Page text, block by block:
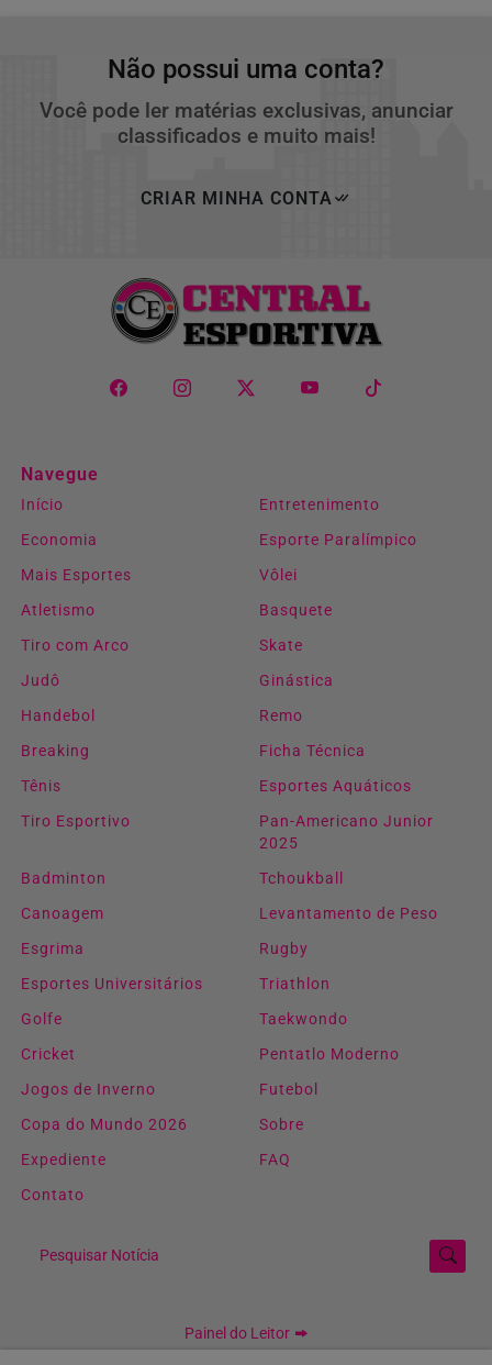
Não possui uma conta?
Você pode ler matérias exclusivas, anunciar
classificados e muito mais!
CRIAR MINHA CONTA
Navegue
Início
Entretenimento
Economia
Esporte Paralímpico
Mais Esportes
Vôlei
Atletismo
Basquete
Tiro com Arco
Skate
Judô
Ginástica
Handebol
Remo
Breaking
Ficha Técnica
Tênis
Esportes Aquáticos
Tiro Esportivo
Pan-Americano Junior
2025
Badminton
Tchoukball
Canoagem
Levantamento de Peso
Esgrima
Rugby
Esportes Universitários
Triathlon
Golfe
Taekwondo
Cricket
Pentatlo Moderno
Jogos de Inverno
Futebol
Copa do Mundo 2026
Sobre
Expediente
FAQ
Contato
Pesquisar Notícia
Painel do Leitor